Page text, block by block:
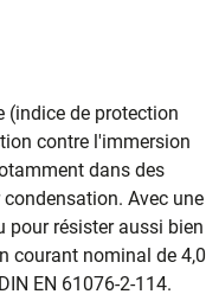
(indice de protection
contre l'immersion
dans des
Avec une
pour résister aussi bien
courant nominal de 4,0
EN 61076-2-114.